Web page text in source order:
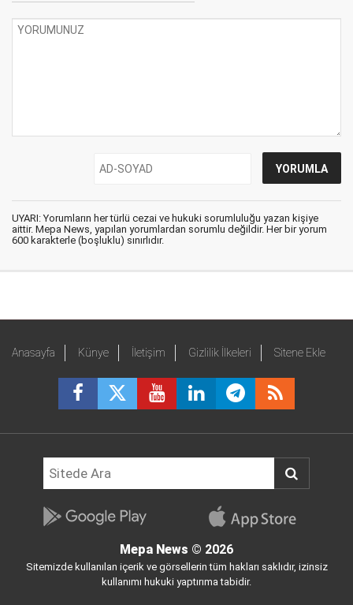
UYARI: Yorumların her türlü cezai ve hukuki sorumluluğu yazan kişiye
aittir. Mepa News, yapılan yorumlardan sorumlu değildir. Her bir yorum
600 karakterle (boşluklu) sınırlıdır.
Anasayfa Künye İletişim Gizlilik İlkeleri Sitene Ekle
Mepa News © 2026
Sitemizde kullanılan içerik ve görsellerin tüm hakları saklıdır, izinsiz
kullanımı hukuki yaptırıma tabidir.